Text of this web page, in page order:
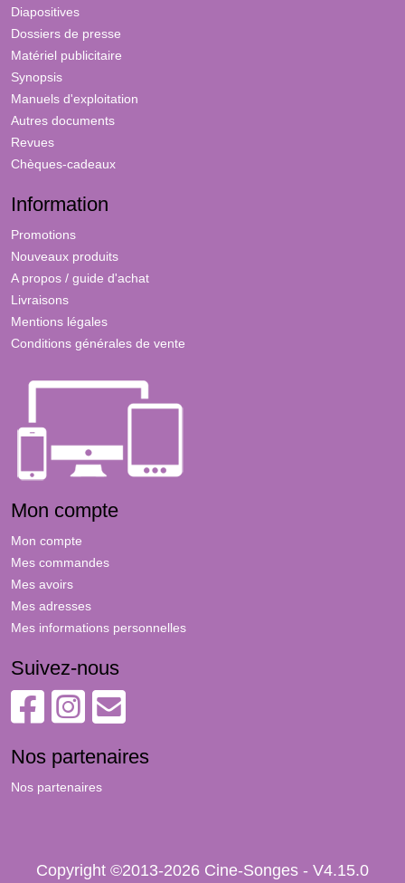
Diapositives
Dossiers de presse
Matériel publicitaire
Synopsis
Manuels d'exploitation
Autres documents
Revues
Chèques-cadeaux
Information
Promotions
Nouveaux produits
A propos / guide d'achat
Livraisons
Mentions légales
Conditions générales de vente
Mon compte
Mon compte
Mes commandes
Mes avoirs
Mes adresses
Mes informations personnelles
Suivez-nous
Nos partenaires
Nos partenaires
Copyright ©2013-2026 Cine-Songes - V4.15.0